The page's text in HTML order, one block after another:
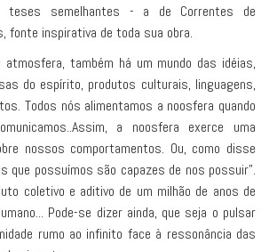
teses semelhantes - a de Correntes de
fonte inspirativa de toda sua obra.
também há um mundo das idéias,
do espírito, produtos culturais, linguagens,
Todos nós alimentamos a noosfera quando
a noosfera exerce uma
nossos comportamentos. Ou, como disse
que possuímos são capazes de nos possuir”.
coletivo e aditivo de um milhão de anos de
Pode-se dizer ainda, que seja o pulsar
rumo ao infinito face à ressonância das